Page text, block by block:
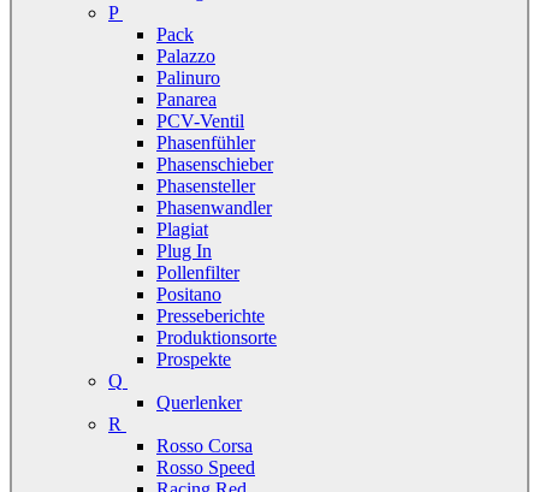
P
Pack
Palazzo
Palinuro
Panarea
PCV-Ventil
Phasenfühler
Phasenschieber
Phasensteller
Phasenwandler
Plagiat
Plug In
Pollenfilter
Positano
Presseberichte
Produktionsorte
Prospekte
Q
Querlenker
R
Rosso Corsa
Rosso Speed